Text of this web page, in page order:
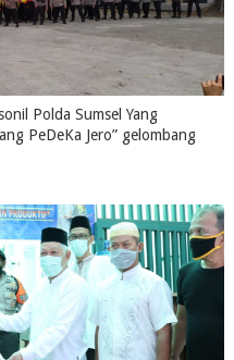
Polda Sumsel Yang
PeDeKa Jero” gelombang